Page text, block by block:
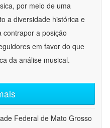
por meio de uma
a diversidade histórica e
contrapor a posição
em favor do que
da análise musical.
Federal de Mato Grosso